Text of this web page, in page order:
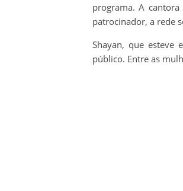
programa. A
patrocinador, a rede
Shayan, que esteve
público. Entre as